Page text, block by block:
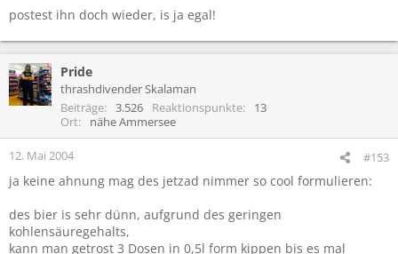
postest ihn doch wieder, is ja egal!
Pride
thrashdivender Skalaman
Beiträge
3.526 Reaktionspunkte
13
Ort
nähe Ammersee
12. Mai 2004 #153
ja keine ahnung mag des jetzad nimmer so cool formulieren:
des bier is sehr dünn, aufgrund des geringen
kohlensäuregehalts,
kann man getrost 3 Dosen in 0,5l form kippen bis es mal